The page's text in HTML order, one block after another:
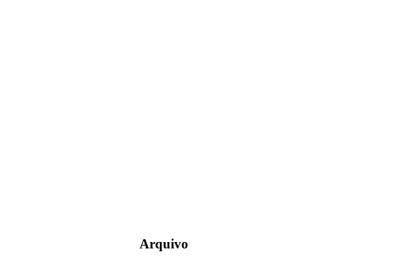
Arquivo